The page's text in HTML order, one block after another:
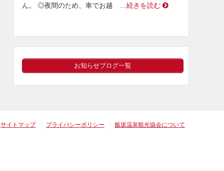
ん。 ◎夜間のため、車でお越 …続きを読む
お知らせブログ一覧
サイトマップ プライバシーポリシー 飯坂温泉観光協会について